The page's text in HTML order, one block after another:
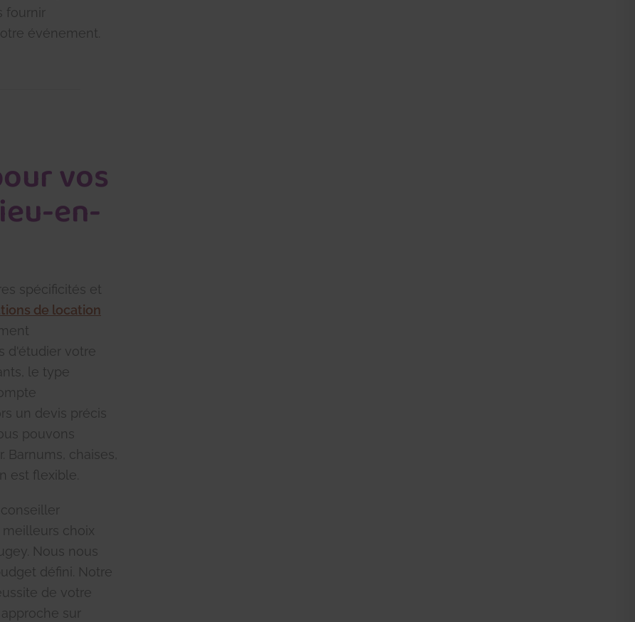
fournir
événement.
vos
en-
spécificités et
de location
d'étudier votre
le type
un devis précis
pouvons
chaises,
est flexible.
choix
Nous nous
défini. Notre
de votre
sur